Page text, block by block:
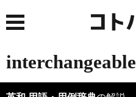
interchangeable